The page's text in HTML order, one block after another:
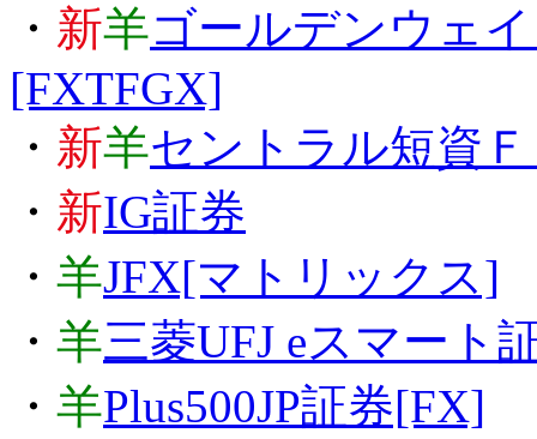
・ 新羊ゴールデンウェ
[FXTFGX]
・ 新羊セントラル短資
・ 新IG証券
・ 羊JFX[マトリックス]
・ 羊三菱UFJ eスマート
・ 羊Plus500JP証券[FX]